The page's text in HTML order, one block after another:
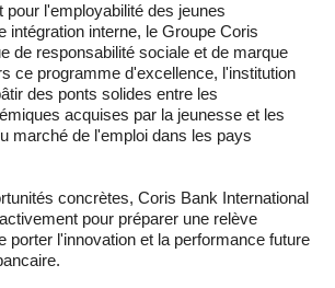
pour l'employabilité des jeunes
intégration interne, le Groupe Coris
de responsabilité sociale et de marque
ce programme d'excellence, l'institution
des ponts solides entre les
acquises par la jeunesse et les
marché de l'emploi dans les pays
concrètes, Coris Bank International
pour préparer une relève
porter l'innovation et la performance future